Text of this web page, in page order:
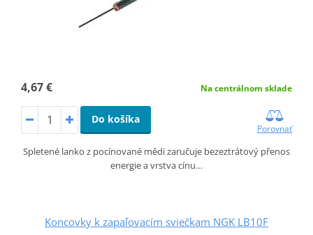
4,67 € Na centrálnom sklade
Do košíka
Porovnať
Spletené lanko z pocínované mědi zaručuje bezeztrátový přenos
energie a vrstva cínu…
Koncovky k zapaľovacím sviečkam NGK LB10F